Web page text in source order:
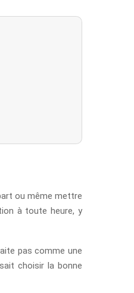
ou même mettre
à toute heure, y
pas comme une
choisir la bonne